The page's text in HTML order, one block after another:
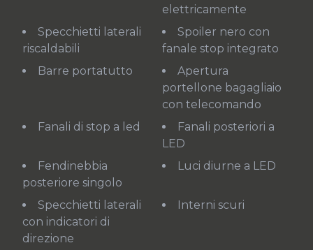
elettricamente
Specchietti laterali
riscaldabili
Spoiler nero con
fanale stop integrato
Barre portatutto
Apertura
portellone bagagliaio
con telecomando
Fanali di stop a led
Fanali posteriori a
LED
Fendinebbia
posteriore singolo
Luci diurne a LED
Specchietti laterali
con indicatori di
direzione
Interni scuri